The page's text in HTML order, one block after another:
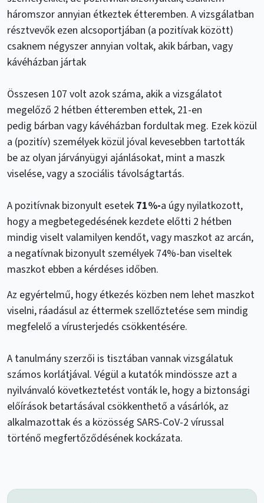
háromszor annyian étkeztek étteremben. A vizsgálatban
résztvevők ezen alcsoportjában (a pozitívak között)
csaknem négyszer annyian voltak, akik bárban, vagy
kávéházban jártak
Összesen 107 volt azok száma, akik a vizsgálatot
megelőző 2 hétben étteremben ettek, 21-en
pedig bárban vagy kávéházban fordultak meg. Ezek közül
a (pozitív) személyek közül jóval kevesebben tartották
be az olyan járványügyi ajánlásokat, mint a maszk
viselése, vagy a szociális távolságtartás.
A pozitívnak bizonyult esetek 71%-a úgy nyilatkozott,
hogy a megbetegedésének kezdete előtti 2 hétben
mindig viselt valamilyen kendőt, vagy maszkot az arcán,
a negatívnak bizonyult személyek 74%-ban viseltek
maszkot ebben a kérdéses időben.
Az egyértelmű, hogy étkezés közben nem lehet maszkot
viselni, ráadásul az éttermek szellőztetése sem mindig
megfelelő a vírusterjedés csökkentésére.
A tanulmány szerzői is tisztában vannak vizsgálatuk
számos korlátjával. Végül a kutatók mindössze azt a
nyilvánvaló következtetést vonták le, hogy a biztonsági
előírások betartásával csökkenthető a vásárlók, az
alkalmazottak és a közösség SARS-CoV-2 vírussal
történő megfertőződésének kockázata.